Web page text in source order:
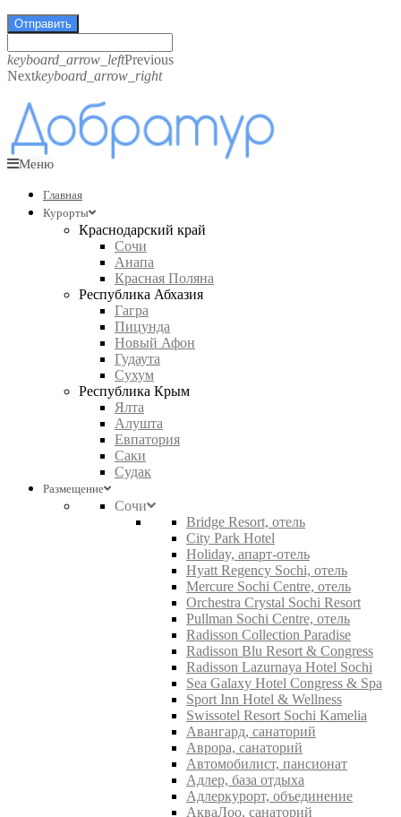
Отправить
keyboard_arrow_leftPrevious
Nextkeyboard_arrow_right
Меню
Главная
Курорты
Краснодарский край
Сочи
Анапа
Красная Поляна
Республика Абхазия
Гагра
Пицунда
Новый Афон
Гудаута
Сухум
Республика Крым
Ялта
Алушта
Евпатория
Саки
Судак
Размещение
Сочи
Bridge Resort, отель
City Park Hotel
Holiday, апарт-отель
Hyatt Regency Sochi, отель
Mercure Sochi Centre, отель
Orchestra Crystal Sochi Resort
Pullman Sochi Centre, отель
Radisson Collection Paradise
Radisson Blu Resort & Congress
Radisson Lazurnaya Hotel Sochi
Sea Galaxy Hotel Congress & Spa
Sport Inn Hotel & Wellness
Swissotel Resort Sochi Kamelia
Авангард, санаторий
Аврора, санаторий
Автомобилист, пансионат
Адлер, база отдыха
Адлеркурорт, объединение
АкваЛоо, санаторий